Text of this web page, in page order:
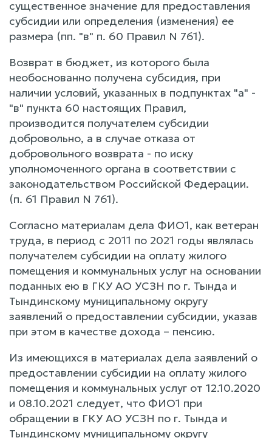
существенное значение для предоставления
субсидии или определения (изменения) ее
размера (пп. "в" п. 60 Правил N 761).
Возврат в бюджет, из которого была
необоснованно получена субсидия, при
наличии условий, указанных в подпунктах "а" -
"в" пункта 60 настоящих Правил,
производится получателем субсидии
добровольно, а в случае отказа от
добровольного возврата - по иску
уполномоченного органа в соответствии с
законодательством Российской Федерации.
(п. 61 Правил N 761).
Согласно материалам дела ФИО1, как ветеран
труда, в период с 2011 по 2021 годы являлась
получателем субсидии на оплату жилого
помещения и коммунальных услуг на основании
поданных ею в ГКУ АО УСЗН по г. Тында и
Тындинскому муниципальному округу
заявлений о предоставлении субсидии, указав
при этом в качестве дохода – пенсию.
Из имеющихся в материалах дела заявлений о
предоставлении субсидии на оплату жилого
помещения и коммунальных услуг от 12.10.2020
и 08.10.2021 следует, что ФИО1 при
обращении в ГКУ АО УСЗН по г. Тында и
Тындинскому муниципальному округу